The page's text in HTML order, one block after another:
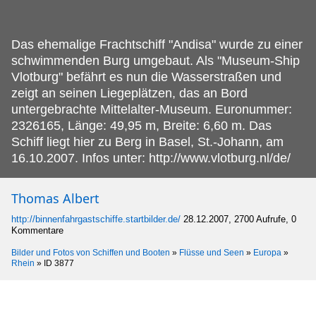
Das ehemalige Frachtschiff "Andisa" wurde zu einer
schwimmenden Burg umgebaut. Als "Museum-Ship
Vlotburg" befährt es nun die Wasserstraßen und
zeigt an seinen Liegeplätzen, das an Bord
untergebrachte Mittelalter-Museum. Euronummer:
2326165, Länge: 49,95 m, Breite: 6,60 m. Das
Schiff liegt hier zu Berg in Basel, St.-Johann, am
16.10.2007. Infos unter: http://www.vlotburg.nl/de/
Thomas Albert
http://binnenfahrgastschiffe.startbilder.de/ 28.12.2007, 2700 Aufrufe, 0
Kommentare
Bilder und Fotos von Schiffen und Booten » Flüsse und Seen » Europa »
Rhein » ID 3877